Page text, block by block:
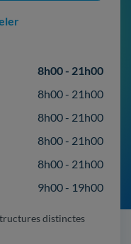
8h00 - 21h00
8h00 - 21h00
8h00 - 21h00
8h00 - 21h00
8h00 - 21h00
9h00 - 19h00
distinctes